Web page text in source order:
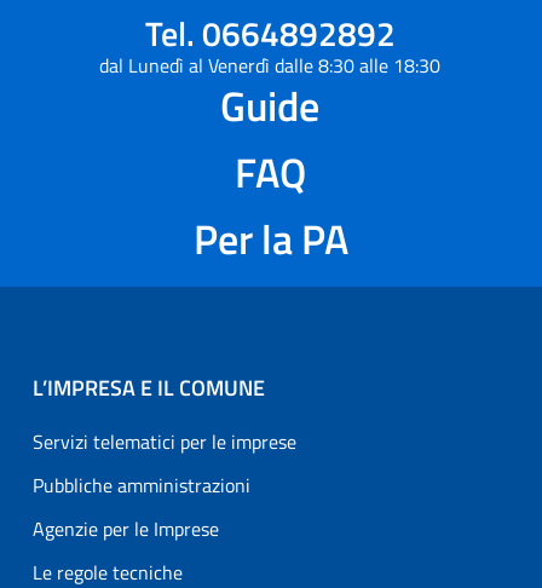
Tel. 0664892892
dal Lunedì al Venerdì dalle 8:30 alle 18:30
Guide
FAQ
Per la PA
L’IMPRESA E IL COMUNE
Servizi telematici per le imprese
Pubbliche amministrazioni
Agenzie per le Imprese
Le regole tecniche